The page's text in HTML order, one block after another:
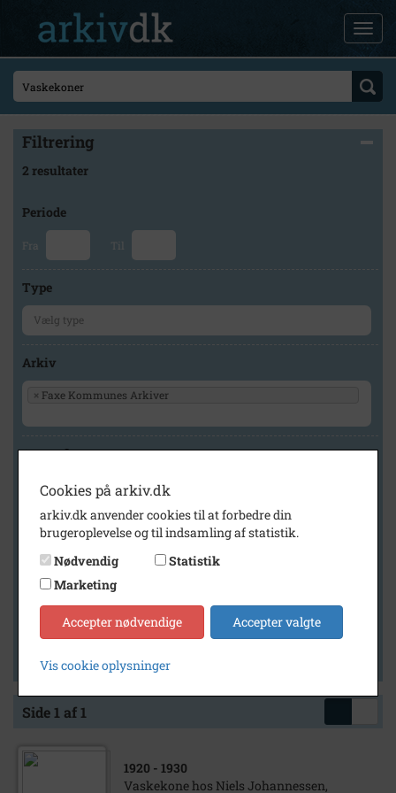
Filtrering
2 resultater
Periode
Fra Til
Type
Arkiv
× Faxe Kommunes Arkiver
Geografi
Generelt
Vis kun med billeder
Vis kun med filmklip
Vis kun med lydklip
Vis kun med kilder
Vis kun med geo-tag
Side 1 af 1
1920 - 1930
Vaskekone hos Niels Johannessen,
Cookies på arkiv.dk
arkiv.dk anvender cookies til at forbedre din
brugeroplevelse og til indsamling af statistik.
Nødvendig
Statistik
Marketing
Accepter nødvendige Accepter valgte
Vis cookie oplysninger